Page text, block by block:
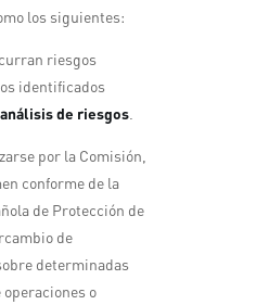
los siguientes:
riesgos
identificados
análisis de riesgos
por la Comisión,
conforme de la
de Protección de
de
determinadas
o